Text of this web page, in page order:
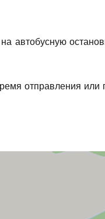
автобусную
отправления или